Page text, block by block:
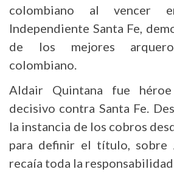
colombiano al
Independiente Santa Fe,
de los mejores
colombiano.
Aldair Quintana fue
decisivo contra Santa Fe.
la instancia de los cobros
para definir el título, sobre
recaía toda la